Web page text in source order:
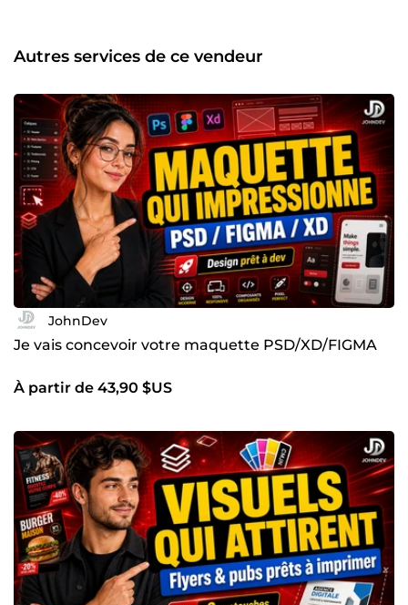
développe et optimise votre site avec un contenu prêt à
convaincre vos visiteurs. Mon engagement : vous livrer un
Discutons de votre projet dès aujourd’hui et faisons
décoller votre présence en ligne 🚀
Autres services de ce vendeur
JohnDev
Je vais concevoir votre maquette PSD/XD/FIGMA
À partir de 43,90 $US